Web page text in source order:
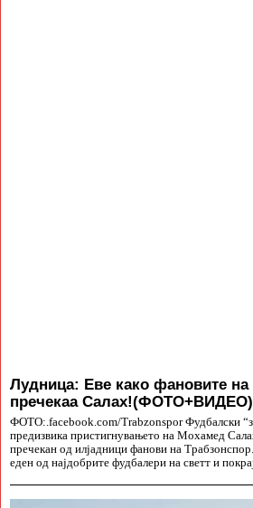
Лудница: Еве како фановите на
пречекаа Салах!(ФОТО+ВИДЕО)
ФОТО:.facebook.com/Trabzonspor Фудбалски
предизвика пристигнувањето на Мохамед
пречекан од илјадници фанови на
еден од најдобрите фудбалери на светт и